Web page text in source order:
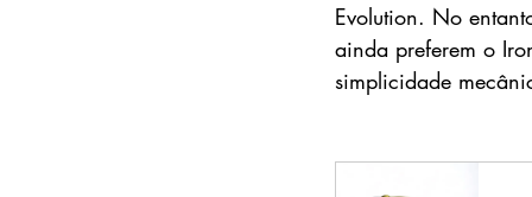
Evolution. No
ainda preferem o
simplicidade